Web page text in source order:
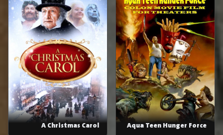
Aqua Teen Hunger Force
A Christmas Carol